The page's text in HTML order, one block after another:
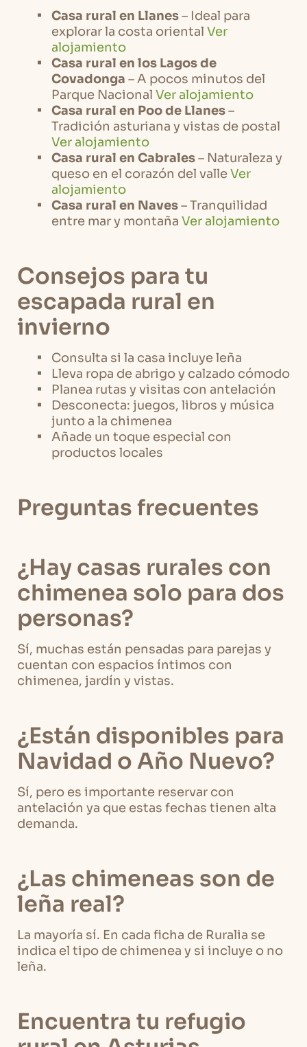
Casa rural en Llanes– Ideal para
explorar la costa oriental Ver
alojamiento
Casa rural en los Lagos de
Covadonga – A pocos minutos del
Parque Nacional Ver alojamiento
Casa rural en Poo de Llanes–
Tradición asturiana y vistas de postal
Ver alojamiento
Casa rural en Cabrales– Naturaleza y
queso en el corazón del valleVer
alojamiento
Casa rural en Naves– Tranquilidad
entre mar y montaña Ver alojamiento
Consejos para tu
escapada rural en
invierno
Consulta si la casa incluye leña
Lleva ropa de abrigo y calzado cómodo
Planea rutas y visitas con antelación
Desconecta: juegos, libros y música
junto a la chimenea
Añade un toque especial con
productos locales
Preguntas frecuentes
¿Hay casas rurales con
chimenea solo para dos
personas?
Sí, muchas están pensadas para parejas y
cuentan con espacios íntimos con
chimenea, jardín y vistas.
¿Están disponibles para
Navidad o Año Nuevo?
Sí, pero es importante reservar con
antelación ya que estas fechas tienen alta
demanda.
¿Las chimeneas son de
leña real?
La mayoría sí. En cada ficha de Ruralia se
indica el tipo de chimenea y si incluye o no
leña.
Encuentra tu refugio